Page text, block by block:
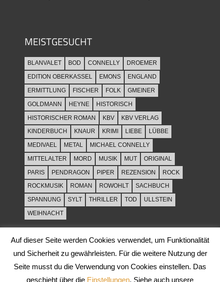
MEISTGESUCHT
BLANVALET BOD CONNELLY
DROEMER
EDITION OBERKASSEL
EMONS
ENGLAND
ERMITTLUNG
FISCHER FOLK
GMEINER
GOLDMANN
HEYNE
HISTORISCH
HISTORISCHER ROMAN
KBV
KBV VERLAG
KINDERBUCH
KNAUR KRIMI LIEBE
LÜBBE
MEDIVAEL
METAL
MICHAEL CONNELLY
MITTELALTER
MORD MUSIK MUT
ORIGINAL
PARIS
PENDRAGON PIPER REZENSION
ROCK
ROCKMUSIK
ROMAN ROWOHLT
SACHBUCH
SPANNUNG
SYLT THRILLER TOD
ULLSTEIN
WEIHNACHT
Auf dieser Seite werden Cookies verwendet, um Funktionalität
und Sicherheit zu gewährleisten. Für die weitere Nutzung der
Seite musst du die Verwendung von Cookies einstellen. Das
geschieht über die Einstellungen. Siehe auch unsere